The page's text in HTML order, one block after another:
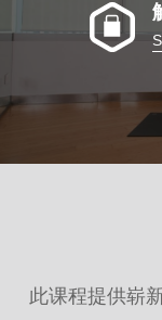
此课程提供崭